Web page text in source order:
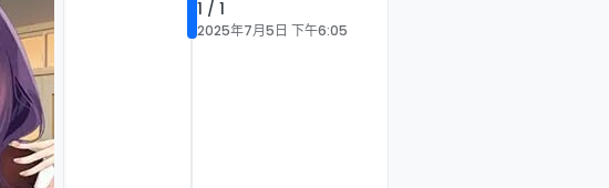
1 / 1
2025年7月5日 下午6:05